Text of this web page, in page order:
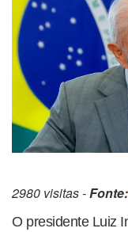
2980 visitas -Fonte:
O presidente Luiz